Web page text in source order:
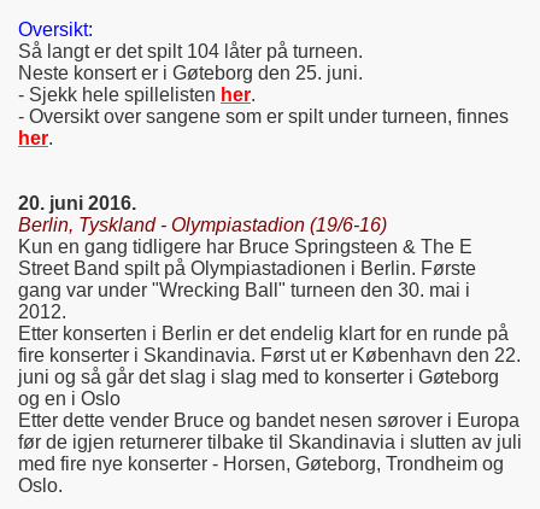
Oversikt:
Så langt er det spilt 104 låter på turneen.
Neste konsert er i Gøteborg den 25. juni.
- Sjekk hele spillelisten her.
- Oversikt over sangene som er spilt under turneen, finnes
her.
20. juni 2016.
Berlin, Tyskland - Olympiastadion (19/6-16)
Kun en gang tidligere har Bruce Springsteen & The E
Street Band spilt på Olympiastadionen i Berlin. Første
gang var under "Wrecking Ball" turneen den 30. mai i
2012.
Etter konserten i Berlin er det endelig klart for en runde på
fire konserter i Skandinavia. Først ut er København den 22.
juni og så går det slag i slag med to konserter i Gøteborg
og en i Oslo
Etter dette vender Bruce og bandet nesen sørover i Europa
før de igjen returnerer tilbake til Skandinavia i slutten av juli
med fire nye konserter - Horsen, Gøteborg, Trondheim og
Oslo.